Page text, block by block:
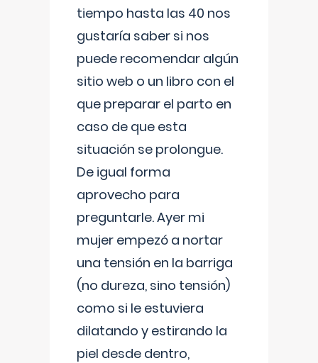
tiempo hasta las 40 nos
gustaría saber si nos
puede recomendar algún
sitio web o un libro con el
que preparar el parto en
caso de que esta
situación se prolongue.
De igual forma
aprovecho para
preguntarle. Ayer mi
mujer empezó a nortar
una tensión en la barriga
(no dureza, sino tensión)
como si le estuviera
dilatando y estirando la
piel desde dentro,